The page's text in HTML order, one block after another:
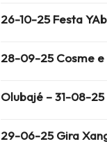
26-10-25 Festa
28-09-25 Cosme e
Olubajé – 31-08-25
29-06-25 Gira